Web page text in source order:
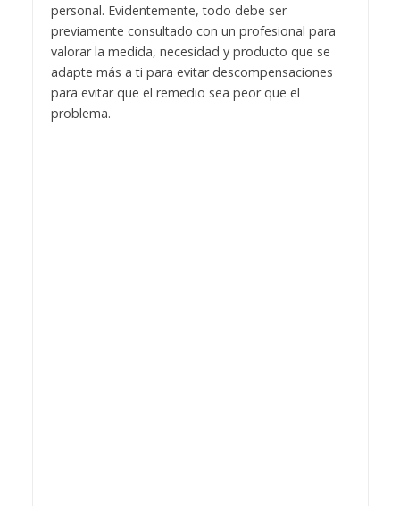
personal. Evidentemente, todo debe ser
previamente consultado con un profesional para
valorar la medida, necesidad y producto que se
adapte más a ti para evitar descompensaciones
para evitar que el remedio sea peor que el
problema.